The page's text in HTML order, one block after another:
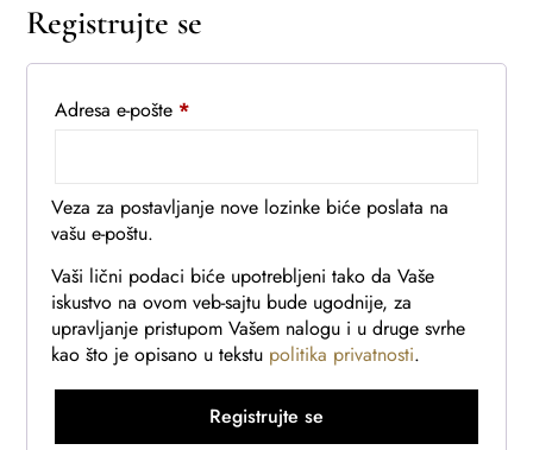
Registrujte se
Adresa e-pošte *
Veza za postavljanje nove lozinke biće poslata na
vašu e-poštu.
Vaši lični podaci biće upotrebljeni tako da Vaše
iskustvo na ovom veb-sajtu bude ugodnije, za
upravljanje pristupom Vašem nalogu i u druge svrhe
kao što je opisano u tekstu politika privatnosti.
Registrujte se